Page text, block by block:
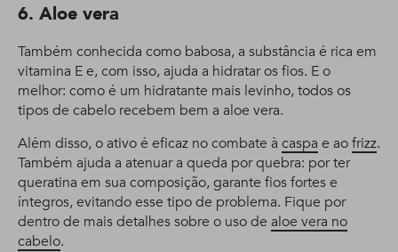
6. Aloe vera
Também conhecida como babosa, a substância é rica em
vitamina E e, com isso, ajuda a hidratar os fios. E o
melhor: como é um hidratante mais levinho, todos os
tipos de cabelo recebem bem a aloe vera.
Além disso, o ativo é eficaz no combate à caspa e aofrizz.
Também ajuda a atenuar a queda por quebra: por ter
queratina em sua composição, garante fios fortes e
íntegros, evitando esse tipo de problema. Fique por
dentro de mais detalhes sobre o uso de aloe vera no
cabelo.